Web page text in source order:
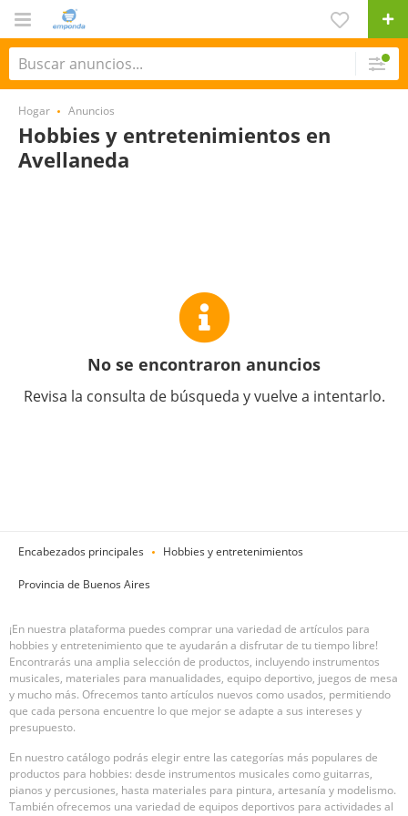
Hogar Anuncios
Hobbies y entretenimientos en
Avellaneda
No se encontraron anuncios
Revisa la consulta de búsqueda y vuelve a intentarlo.
Encabezados principales Hobbies y entretenimientos
Provincia de Buenos Aires
¡En nuestra plataforma puedes comprar una variedad de artículos para
hobbies y entretenimiento que te ayudarán a disfrutar de tu tiempo libre!
Encontrarás una amplia selección de productos, incluyendo instrumentos
musicales, materiales para manualidades, equipo deportivo, juegos de mesa
y mucho más. Ofrecemos tanto artículos nuevos como usados, permitiendo
que cada persona encuentre lo que mejor se adapte a sus intereses y
presupuesto.
En nuestro catálogo podrás elegir entre las categorías más populares de
productos para hobbies: desde instrumentos musicales como guitarras,
pianos y percusiones, hasta materiales para pintura, artesanía y modelismo.
También ofrecemos una variedad de equipos deportivos para actividades al